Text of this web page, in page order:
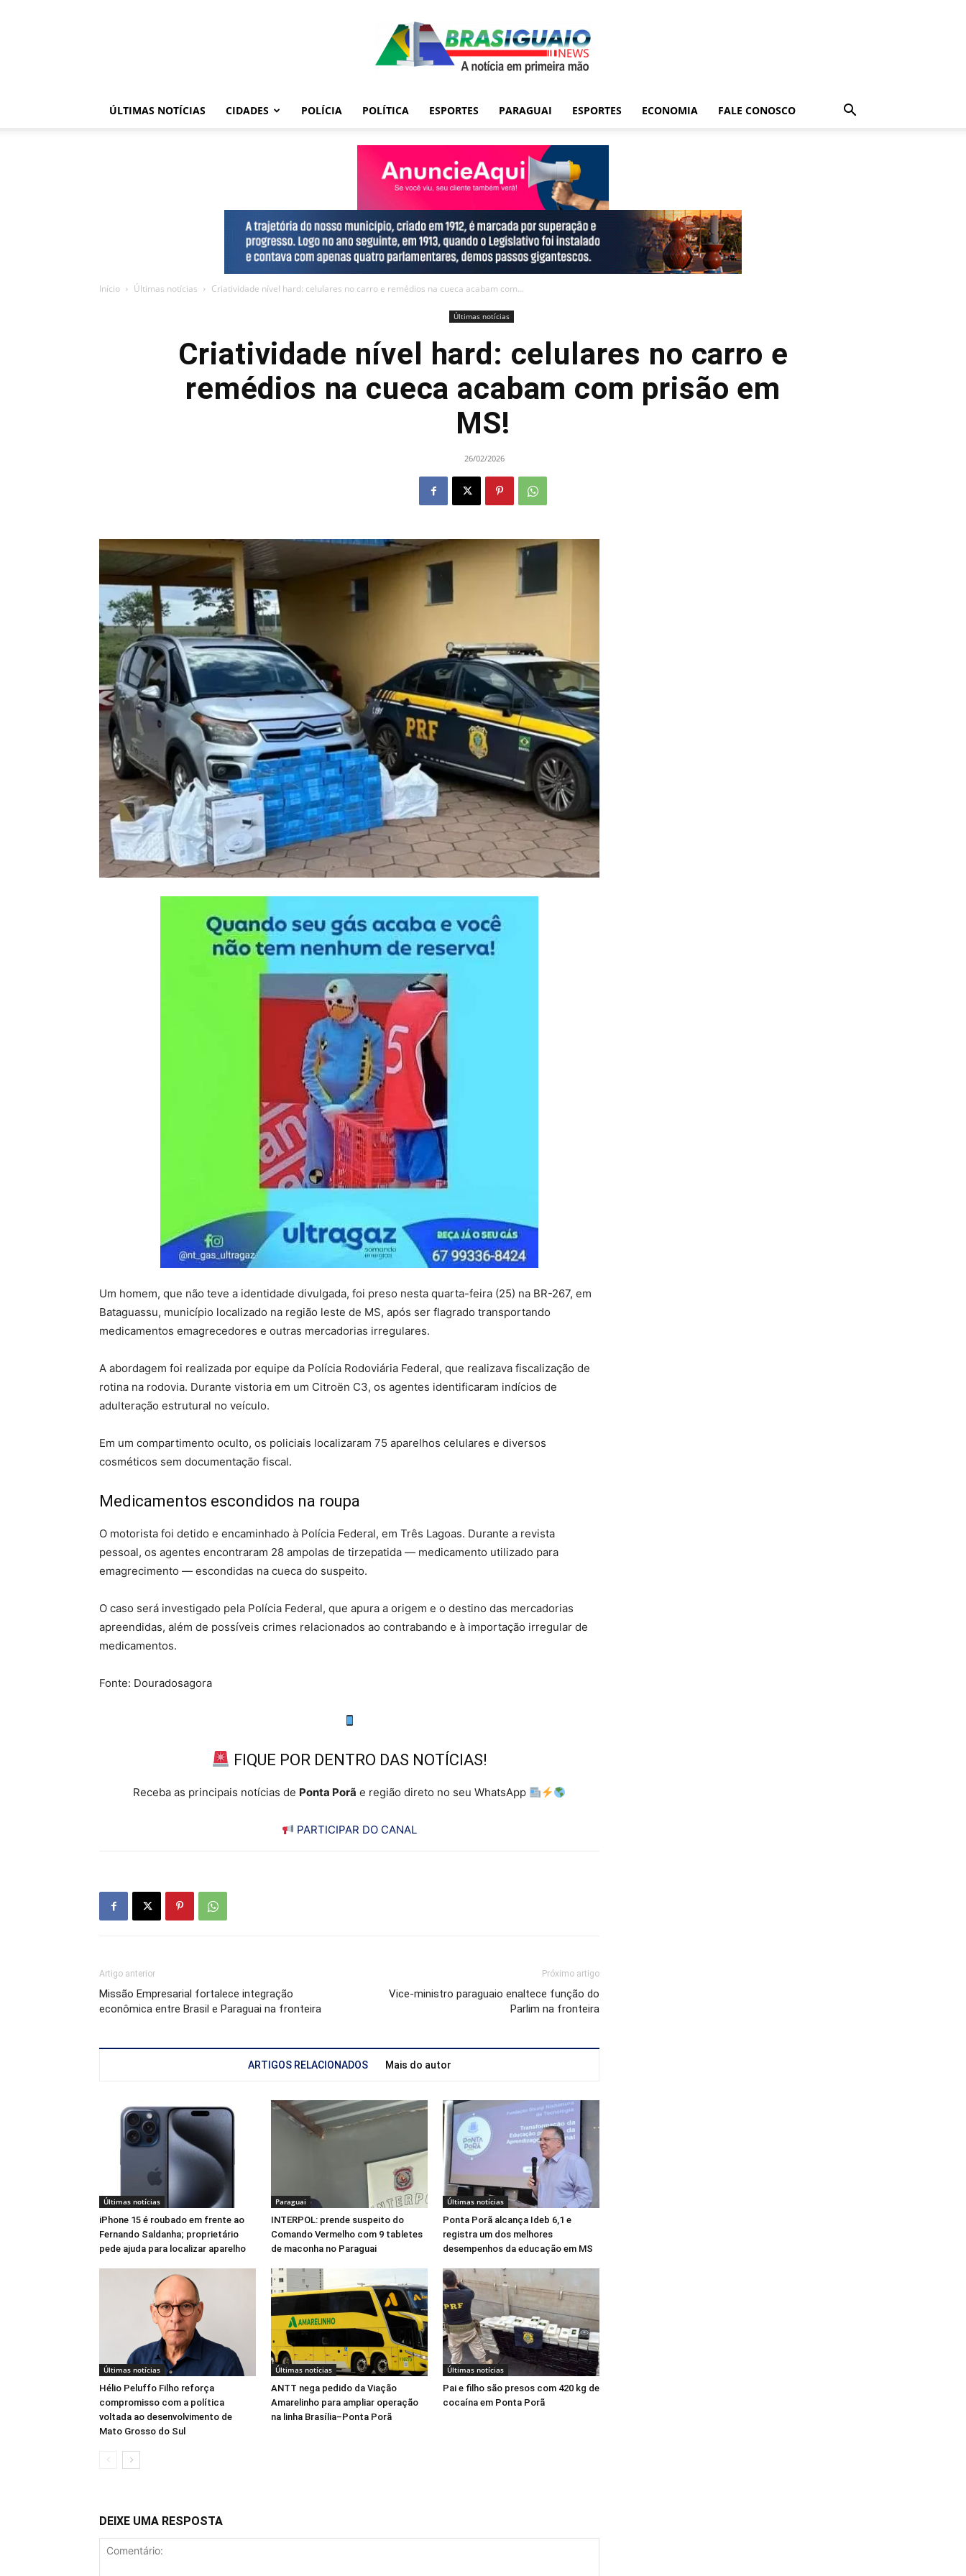
ÚLTIMAS NOTÍCIAS CIDADES POLÍCIA POLÍTICA ESPORTES PARAGUAI ESPORTES ECONOMIA FALE CONOSCO
Início Últimas notícias Criatividade nível hard: celulares no carro e remédios na cueca acabam com...
Últimas notícias
Criatividade nível hard: celulares no carro e
remédios na cueca acabam com prisão em
MS!
26/02/2026
Um homem, que não teve a identidade divulgada, foi preso nesta quarta-feira (25) na BR-267, em
Bataguassu, município localizado na região leste de MS, após ser flagrado transportando
medicamentos emagrecedores e outras mercadorias irregulares.
A abordagem foi realizada por equipe da Polícia Rodoviária Federal, que realizava fiscalização de
rotina na rodovia. Durante vistoria em um Citroën C3, os agentes identificaram indícios de
adulteração estrutural no veículo.
Em um compartimento oculto, os policiais localizaram 75 aparelhos celulares e diversos
cosméticos sem documentação fiscal.
Medicamentos escondidos na roupa
O motorista foi detido e encaminhado à Polícia Federal, em Três Lagoas. Durante a revista
pessoal, os agentes encontraram 28 ampolas de tirzepatida — medicamento utilizado para
emagrecimento — escondidas na cueca do suspeito.
O caso será investigado pela Polícia Federal, que apura a origem e o destino das mercadorias
apreendidas, além de possíveis crimes relacionados ao contrabando e à importação irregular de
medicamentos.
Fonte: Douradosagora
FIQUE POR DENTRO DAS NOTÍCIAS!
Receba as principais notícias de Ponta Porã e região direto no seu WhatsApp
PARTICIPAR DO CANAL
Artigo anterior
Missão Empresarial fortalece integração
econômica entre Brasil e Paraguai na fronteira
Próximo artigo
Vice-ministro paraguaio enaltece função do
Parlim na fronteira
ARTIGOS RELACIONADOS Mais do autor
Últimas notícias
iPhone 15 é roubado em frente ao
Fernando Saldanha; proprietário
pede ajuda para localizar aparelho
Paraguai
INTERPOL: prende suspeito do
Comando Vermelho com 9 tabletes
de maconha no Paraguai
Últimas notícias
Ponta Porã alcança Ideb 6,1 e
registra um dos melhores
desempenhos da educação em MS
Últimas notícias
Hélio Peluffo Filho reforça
compromisso com a política
voltada ao desenvolvimento de
Mato Grosso do Sul
Últimas notícias
ANTT nega pedido da Viação
Amarelinho para ampliar operação
na linha Brasília–Ponta Porã
Últimas notícias
Pai e filho são presos com 420 kg de
cocaína em Ponta Porã
DEIXE UMA RESPOSTA